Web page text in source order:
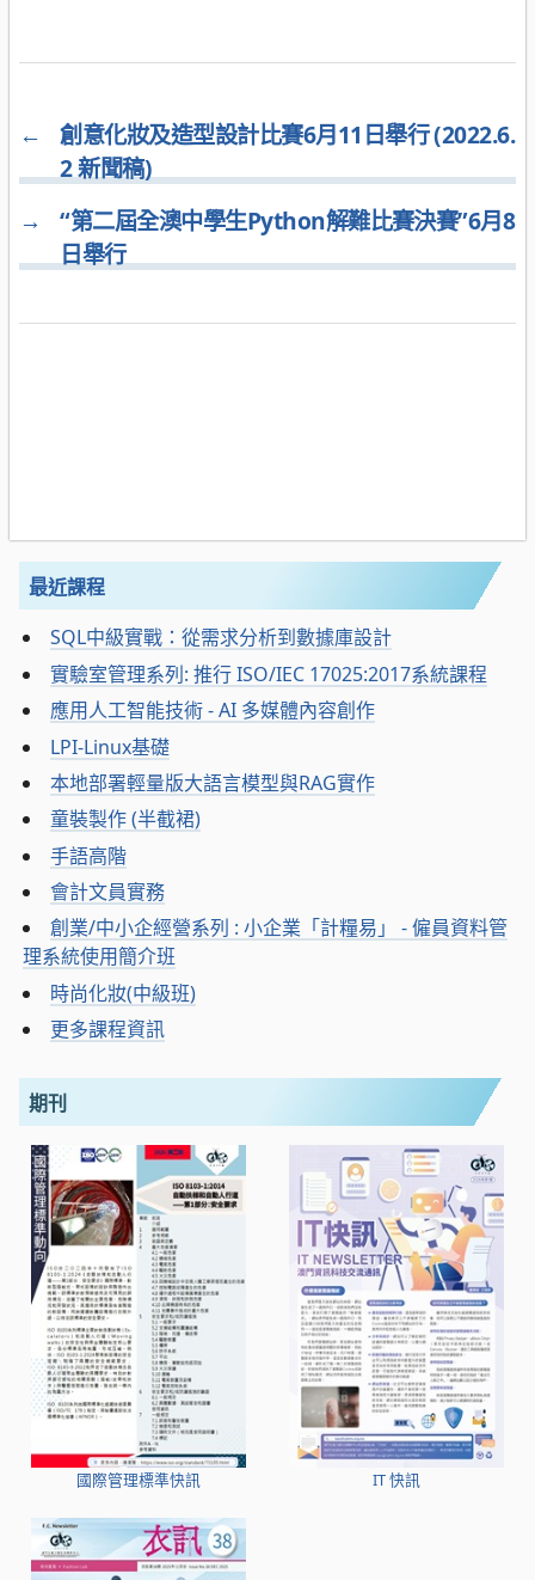
←
創意化妝及造型設計比賽6月11日舉行 (2022.6.
2 新聞稿)
→
“第二屆全澳中學生Python解難比賽決賽”6月8
日舉行
最近課程
SQL中級實戰：從需求分析到數據庫設計
實驗室管理系列: 推行 ISO/IEC 17025:2017系統課程
應用人工智能技術 - AI 多媒體內容創作
LPI-Linux基礎
本地部署輕量版大語言模型與RAG實作
童裝製作 (半截裙)
手語高階
會計文員實務
創業/中小企經營系列 : 小企業「計糧易」 - 僱員資料管
理系統使用簡介班
時尚化妝(中級班)
更多課程資訊
期刊
國際管理標準快訊 IT 快訊